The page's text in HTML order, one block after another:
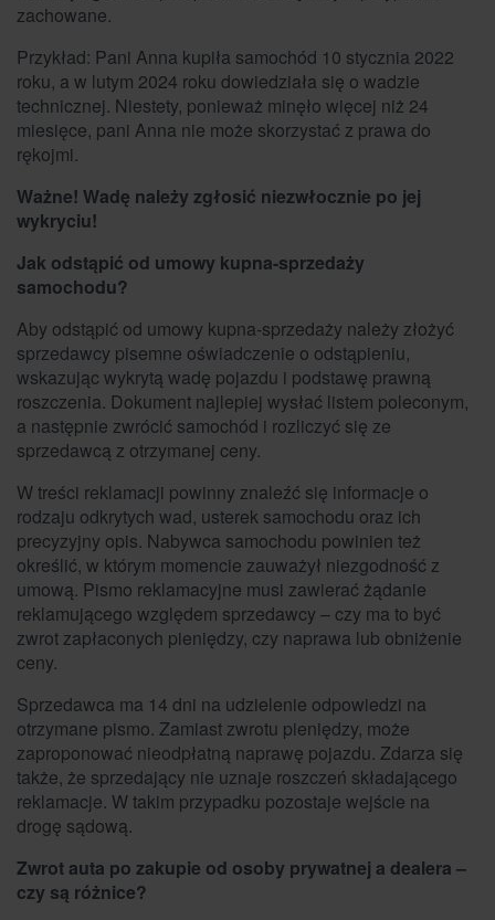
zachowane.
Przykład: Pani Anna kupiła samochód 10 stycznia 2022
roku, a w lutym 2024 roku dowiedziała się o wadzie
technicznej. Niestety, ponieważ minęło więcej niż 24
miesięce, pani Anna nie może skorzystać z prawa do
rękojmi.
Ważne! Wadę należy zgłosić niezwłocznie po jej
wykryciu!
Jak odstąpić od umowy kupna-sprzedaży
samochodu?
Aby odstąpić od umowy kupna-sprzedaży należy złożyć
sprzedawcy pisemne oświadczenie o odstąpieniu,
wskazując wykrytą wadę pojazdu i podstawę prawną
roszczenia. Dokument najlepiej wysłać listem poleconym,
a następnie zwrócić samochód i rozliczyć się ze
sprzedawcą z otrzymanej ceny.
W treści reklamacji powinny znaleźć się informacje o
rodzaju odkrytych wad, usterek samochodu oraz ich
precyzyjny opis. Nabywca samochodu powinien też
określić, w którym momencie zauważył niezgodność z
umową. Pismo reklamacyjne musi zawierać żądanie
reklamującego względem sprzedawcy – czy ma to być
zwrot zapłaconych pieniędzy, czy naprawa lub obniżenie
ceny.
Sprzedawca ma 14 dni na udzielenie odpowiedzi na
otrzymane pismo. Zamiast zwrotu pieniędzy, może
zaproponować nieodpłatną naprawę pojazdu. Zdarza się
także, że sprzedający nie uznaje roszczeń składającego
reklamacje. W takim przypadku pozostaje wejście na
drogę sądową.
Zwrot auta po zakupie od osoby prywatnej a dealera –
czy są różnice?